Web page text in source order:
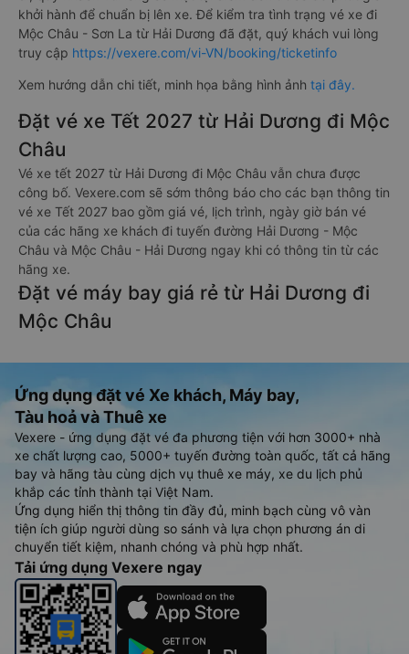
khởi hành để chuẩn bị lên xe. Để kiểm tra tình trạng vé xe đi
Mộc Châu - Sơn La từ Hải Dương đã đặt, quý khách vui lòng
truy cập https://vexere.com/vi-VN/booking/ticketinfo
Xem hướng dẫn chi tiết, minh họa bằng hình ảnh tại đây.
Đặt vé xe Tết 2027 từ Hải Dương đi Mộc
Châu
Vé xe tết 2027 từ Hải Dương đi Mộc Châu vẫn chưa được
công bố. Vexere.com sẽ sớm thông báo cho các bạn thông tin
vé xe Tết 2027 bao gồm giá vé, lịch trình, ngày giờ bán vé
của các hãng xe khách đi tuyến đường Hải Dương - Mộc
Châu và Mộc Châu - Hải Dương ngay khi có thông tin từ các
hãng xe.
Đặt vé máy bay giá rẻ từ Hải Dương đi
Mộc Châu
Ứng dụng đặt vé Xe khách, Máy bay,
Tàu hoả và Thuê xe
Vexere - ứng dụng đặt vé đa phương tiện với hơn 3000+ nhà
xe chất lượng cao, 5000+ tuyến đường toàn quốc, tất cả hãng
bay và hãng tàu cùng dịch vụ thuê xe máy, xe du lịch phủ
khắp các tỉnh thành tại Việt Nam.
Ứng dụng hiển thị thông tin đầy đủ, minh bạch cùng vô vàn
tiện ích giúp người dùng so sánh và lựa chọn phương án di
chuyển tiết kiệm, nhanh chóng và phù hợp nhất.
Tải ứng dụng Vexere ngay